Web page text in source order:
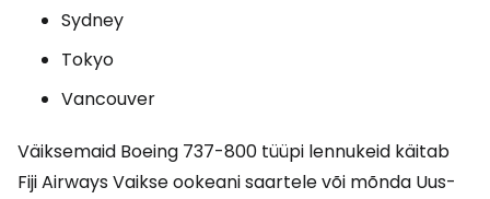
Sydney
Tokyo
Vancouver
Väiksemaid Boeing 737-800 tüüpi lennukeid käitab
Fiji Airways Vaikse ookeani saartele või mõnda Uus-